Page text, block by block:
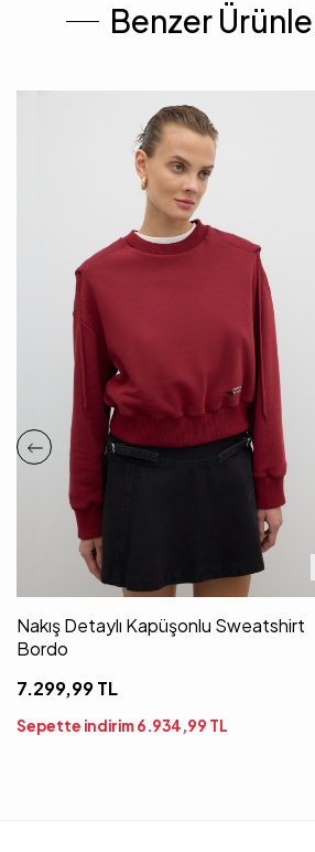
Benzer
Nakış Detaylı Kapüşonlu Sweatshirt
Bordo
7.299,99TL
Sepette indirim6.934,99 TL